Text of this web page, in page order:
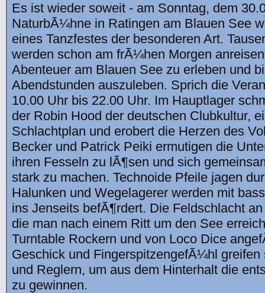
Es ist wieder soweit - am Sonntag, dem
NaturbÃ¼hne in Ratingen am Blauen See
eines Tanzfestes der besonderen Art.
werden schon am frÃ¼hen Morgen
Abenteuer am Blauen See zu erleben und
Abendstunden auszuleben. Sprich die
10.00 Uhr bis 22.00 Uhr. Im Hauptlager
der Robin Hood der deutschen Clubkultur,
Schlachtplan und erobert die Herzen des
Becker und Patrick Peiki ermutigen die
ihren Fesseln zu lÃ¶sen und sich
stark zu machen. Technoide Pfeile jagen
Halunken und Wegelagerer werden mit
ins Jenseits befÃ¶rdert. Die Feldschlacht
die man nach einem Ritt um den See
Turntable Rockern und von Loco Dice
Geschick und FingerspitzengefÃ¼hl greifen
und Reglern, um aus dem Hinterhalt die
zu gewinnen.